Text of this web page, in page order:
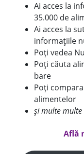
Ai acces la
35.000 de
Ai acces la
informațiile
Poți vedea
Poți căuta
bare
Poți
alimentelor
și multe multe
Află